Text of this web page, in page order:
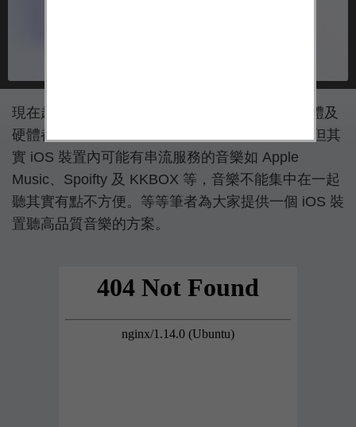
現在越來越流行 Hi-Res 音樂檔，可惜 iOS 的軟體及
硬體都不支援，很多人會選擇另購播放器聆聽，但其
實 iOS 裝置內可能有串流服務的音樂如 Apple
Music、Spoifty 及 KKBOX 等，音樂不能集中在一起
聽其實有點不方便。等等筆者為大家提供一個 iOS 裝
置聽高品質音樂的方案。